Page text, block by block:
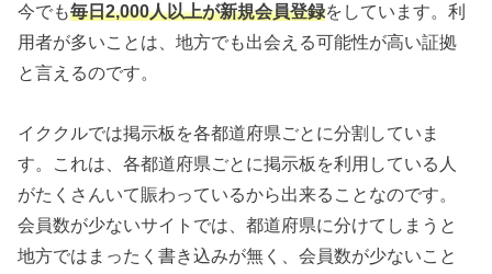
今でも毎日2,000人以上が新規会員登録をしています。利
用者が多いことは、地方でも出会える可能性が高い証拠
と言えるのです。
イククルでは掲示板を各都道府県ごとに分割していま
す。これは、各都道府県ごとに掲示板を利用している人
がたくさんいて賑わっているから出来ることなのです。
会員数が少ないサイトでは、都道府県に分けてしまうと
地方ではまったく書き込みが無く、会員数が少ないこと